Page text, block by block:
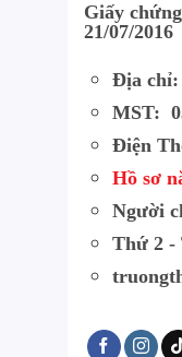
Giấy
21/07/2016
Địa chỉ:
MST:
Điện
Hồ sơ
Người
Thứ 2 -